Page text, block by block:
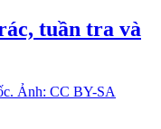
tuần tra và